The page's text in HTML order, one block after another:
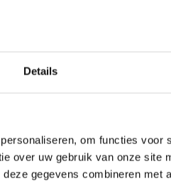
Details
om functies voor
over uw gebruik van onze site
gegevens combineren met